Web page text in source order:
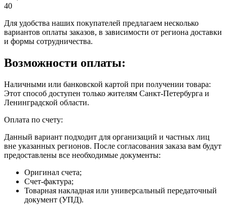
40
Для удобства наших покупателей предлагаем несколько
вариантов оплаты заказов, в зависимости от региона доставки
и формы сотрудничества.
Возможности оплаты:
Наличными или банковской картой при получении товара:
Этот способ доступен только жителям Санкт-Петербурга и
Ленинградской области.
Оплата по счету:
Данный вариант подходит для организаций и частных лиц
вне указанных регионов. После согласования заказа вам будут
предоставлены все необходимые документы:
Оригинал счета;
Счет-фактура;
Товарная накладная или универсальный передаточный
документ (УПД).